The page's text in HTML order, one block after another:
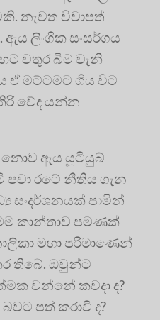
නැවත විවාපත්
ලිංගික සංසර්ගය
වතුර බීම වැනි
ඒ මට්ටමට ගිය විට
වේද යන්න
නොව ඇය යූටියුබ්
රටේ නීතිය ගැන
සංදර්ශනයක් පාමින්
කාන්තාව පමණක්
මහා පරිමාණෙන්
තිබේ. ඔවුන්ට
වන්නේ කවදා ද?
පත් කරාවි ද?